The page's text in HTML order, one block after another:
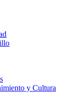
y Cultura